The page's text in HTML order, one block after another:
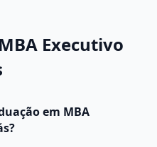
Executivo
em MBA